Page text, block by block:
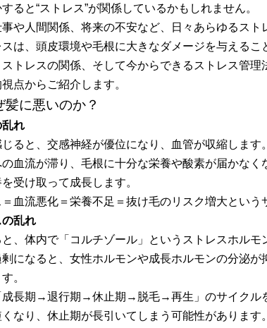
ると“ストレス”が関係しているかもしれません。
や人間関係、将来の不安など、日々あらゆるスト
は、頭皮環境や毛根に大きなダメージを与えるこ
トレスの関係、そして今からできるストレス管
点からご紹介します。
髪に悪いのか？
乱れ
ると、交感神経が優位になり、血管が収縮します。
血流が滞り、毛根に十分な栄養や酸素が届かなく
受け取って成長します。
血流悪化＝栄養不足＝抜け毛のリスク増大という
乱れ
、体内で「コルチゾール」というストレスホルモ
になると、女性ホルモンや成長ホルモンの分泌
。
成長期→退行期→休止期→脱毛→再生」のサイクル
なり、休止期が長引いてしまう可能性があります。